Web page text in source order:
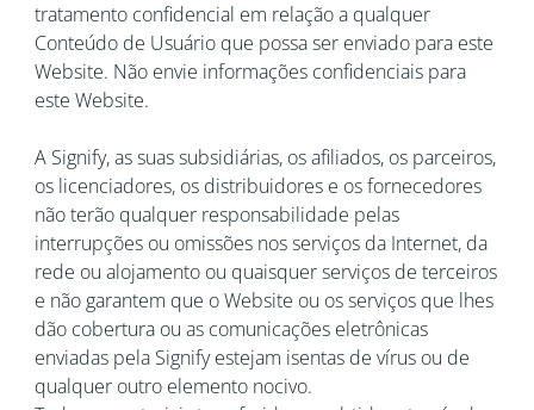
tratamento confidencial em relação a qualquer
Conteúdo de Usuário que possa ser enviado para este
Website. Não envie informações confidenciais para
este Website.
A Signify, as suas subsidiárias, os afiliados, os parceiros,
os licenciadores, os distribuidores e os fornecedores
não terão qualquer responsabilidade pelas
interrupções ou omissões nos serviços da Internet, da
rede ou alojamento ou quaisquer serviços de terceiros
e não garantem que o Website ou os serviços que lhes
dão cobertura ou as comunicações eletrônicas
enviadas pela Signify estejam isentas de vírus ou de
qualquer outro elemento nocivo.